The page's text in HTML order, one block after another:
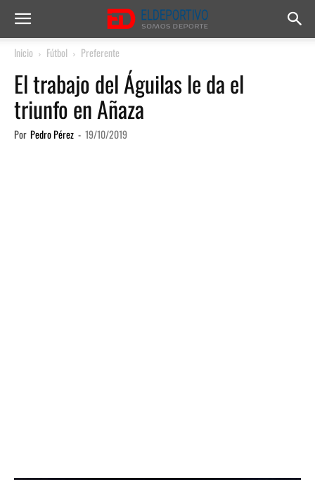
Inicio Fútbol Preferente
El trabajo del Águilas le da el
triunfo en Añaza
Por Pedro Pérez - 19/10/2019